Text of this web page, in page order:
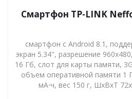
Смартфон TP-LINK
смартфон с Android 8.1,
экран 5.34", разрешение
16 Гб, слот для карты памяти,
объем оперативной памяти 1
мА⋅ч, вес 150 г, ШxВxТ